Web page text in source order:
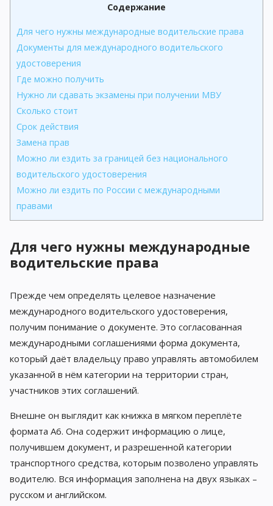
Содержание
Для чего нужны международные водительские права
Документы для международного водительского
удостоверения
Где можно получить
Нужно ли сдавать экзамены при получении МВУ
Сколько стоит
Срок действия
Замена прав
Можно ли ездить за границей без национального
водительского удостоверения
Можно ли ездить по России с международными
правами
Для чего нужны международные
водительские права
Прежде чем определять целевое назначение
международного водительского удостоверения,
получим понимание о документе. Это согласованная
международными соглашениями форма документа,
который даёт владельцу право управлять автомобилем
указанной в нём категории на территории стран,
участников этих соглашений.
Внешне он выглядит как книжка в мягком переплёте
формата А6. Она содержит информацию о лице,
получившем документ, и разрешенной категории
транспортного средства, которым позволено управлять
водителю. Вся информация заполнена на двух языках –
русском и английском.